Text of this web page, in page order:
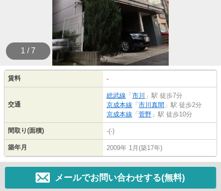
1 / 7
賃料 -
交通
総武線 「 市川 」駅 徒歩7分
京成本線 「 市川真間 」駅 徒歩2分
京成本線 「 菅野 」駅 徒歩10分
間取り(面積) -(-)
築年月 2009年 1月(築17年)
メールでお問い合わせする(無料)